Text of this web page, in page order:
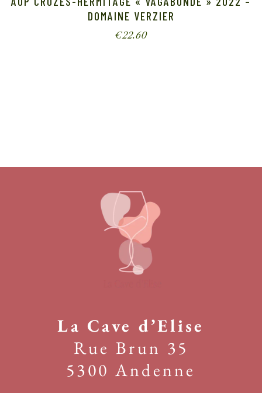
DOMAINE VERZIER
€22.60
La Cave d’Elise
Rue Brun 35
5300 Andenne